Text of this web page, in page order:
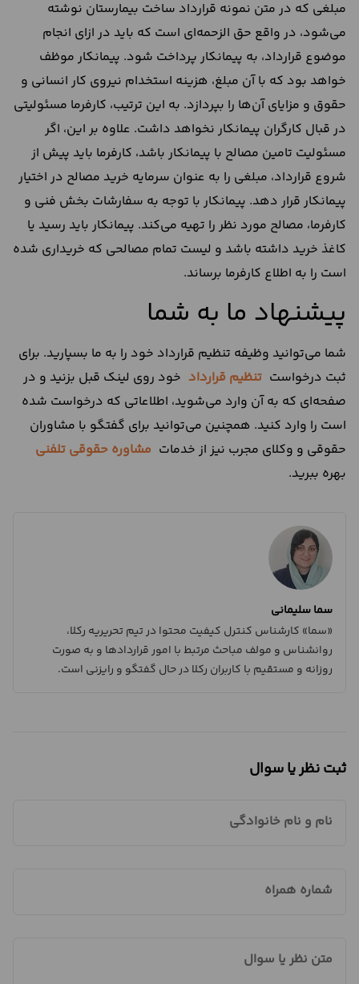
مبلغی که در متن نمونه قرارداد ساخت بیمارستان نوشته
می‌شود، در واقع حق الزحمه‌ای است که باید در ازای انجام
موضوع قرارداد، به پیمانکار پرداخت شود. پیمانکار موظف
خواهد بود که با آن مبلغ، هزینه استخدام نیروی کار انسانی و
حقوق و مزایای آن‌ها را بپردازد. به این ترتیب، کارفرما مسئولیتی
در قبال کارگران پیمانکار نخواهد داشت. علاوه بر این، اگر
مسئولیت تامین مصالح با پیمانکار باشد، کارفرما باید پیش از
شروع قرارداد، مبلغی را به ‌عنوان سرمایه خرید مصالح در اختیار
پیمانکار قرار دهد. پیمانکار با توجه به سفارشات بخش فنی و
کارفرما، مصالح مورد نظر را تهیه می‌کند. پیمانکار باید رسید یا
کاغذ خرید داشته باشد و لیست تمام مصالحی که خریداری شده
است را به اطلاع کارفرما برساند.
پیشنهاد ما به شما
شما می‌توانید وظیفه تنظیم قرارداد خود را به ما بسپارید. برای
ثبت درخواست تنظیم قرارداد خود روی لینک قبل بزنید و در
صفحه‌ای که به آن وارد می‌شوید، اطلاعاتی که درخواست شده
است را وارد کنید. همچنین می‌توانید برای گفتگو با مشاوران
حقوقی و وکلای مجرب نیز از خدمات مشاوره حقوقی تلفنی
بهره ببرید.
سما سلیمانی
«سما» کارشناس کنترل کیفیت محتوا در تیم تحریریه رکلا،
روانشناس و مولف مباحث مرتبط با امور قراردادها و به صورت
روزانه و مستقیم با کاربران رکلا در حال گفتگو و رایزنی است.
ثبت نظر یا سوال
نام و نام خانوادگی
شماره همراه
متن نظر یا سوال